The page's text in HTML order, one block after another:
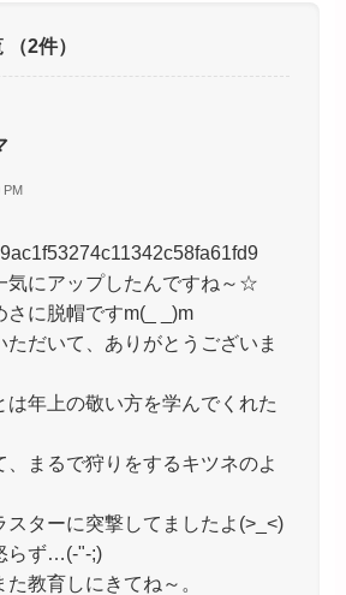
（2件）
PM
気にアップしたんですね～☆
さに脱帽ですm(_ _)m
ただいて、ありがとうございま
は年上の敬い方を学んでくれた
、まるで狩りをするキツネのよ
スターに突撃してましたよ(>_<)
らず…(-"-;)
教育しにきてね～。